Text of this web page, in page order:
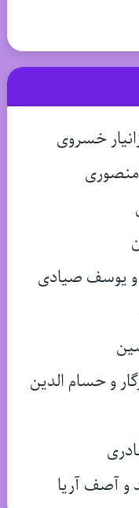
خسروی
و یوسف صیادی
و حسام الدین
و آصف آریا